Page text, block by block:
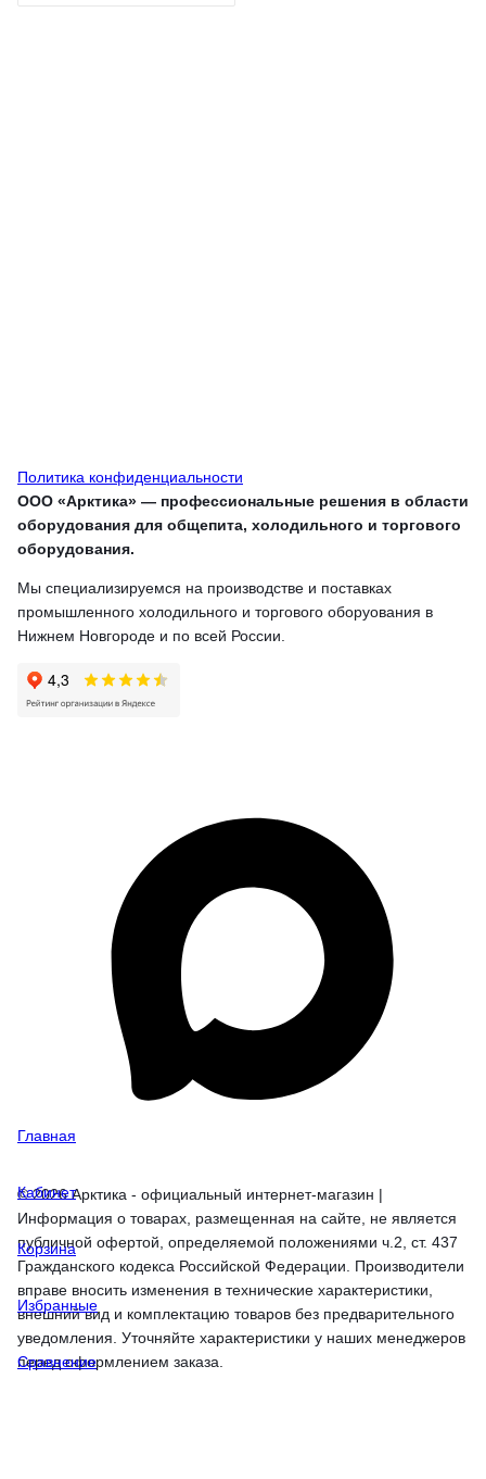
Политика конфиденциальности
ООО «Арктика» — профессиональные решения в области
оборудования для общепита, холодильного и торгового
оборудования.
Мы специализируемся на производстве и поставках
промышленного холодильного и торгового оборуования в
Нижнем Новгороде и по всей России.
© 2026 Арктика - официальный интернет-магазин |
Информация о товарах, размещенная на сайте, не является
публичной офертой, определяемой положениями ч.2, ст. 437
Гражданского кодекса Российской Федерации. Производители
вправе вносить изменения в технические характеристики,
внешний вид и комплектацию товаров без предварительного
уведомления. Уточняйте характеристики у наших менеджеров
перед оформлением заказа.
Главная
Кабинет
Корзина
Избранные
Сравнение